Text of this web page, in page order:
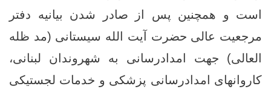
است و همچنین پس از صادر شدن بیانیه دفتر
مرجعیت عالی حضرت آیت الله سیستانی (مد ظله
العالی) جهت امدادرسانی به شهروندان لبنانی،
کاروانهای امدادرسانی پزشکی و خدمات لجستیکی